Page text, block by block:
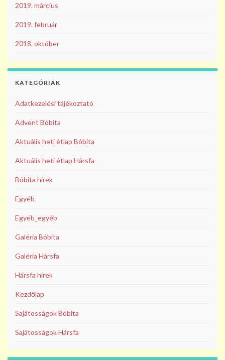
2019. március
2019. február
2018. október
KATEGÓRIÁK
Adatkezelési tájékoztató
Advent Bóbita
Aktuális heti étlap Bóbita
Aktuális heti étlap Hársfa
Bóbita hírek
Egyéb
Egyéb_egyéb
Galéria Bóbita
Galéria Hársfa
Hársfa hírek
Kezdőlap
Sajátosságok Bóbita
Sajátosságok Hársfa